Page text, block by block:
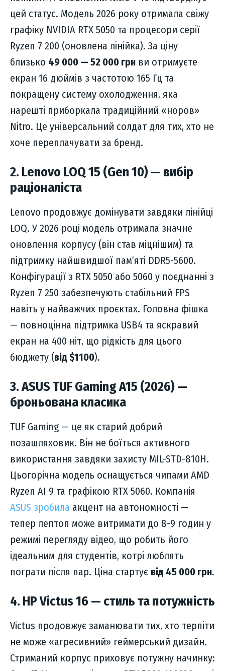
цей статус. Модель 2026 року отримала свіжу
графіку NVIDIA RTX 5050 та процесори серії
Ryzen 7 200 (оновлена лінійка). За ціну
близько 49 000 — 52 000 грн ви отримуєте
екран 16 дюймів з частотою 165 Гц та
покращену систему охолодження, яка
нарешті приборкала традиційний «норов»
Nitro. Це універсальний солдат для тих, хто не
хоче переплачувати за бренд.
2. Lenovo LOQ 15 (Gen 10) — вибір
раціоналіста
Lenovo продовжує домінувати завдяки лінійці
LOQ. У 2026 році модель отримала значне
оновлення корпусу (він став міцнішим) та
підтримку найшвидшої пам’яті DDR5-5600.
Конфігурації з RTX 5050 або 5060 у поєднанні з
Ryzen 7 250 забезпечують стабільний FPS
навіть у найважчих проєктах. Головна фішка
— повноцінна підтримка USB4 та яскравий
екран на 400 ніт, що рідкість для цього
бюджету (від $1100).
3. ASUS TUF Gaming A15 (2026) —
броньована класика
TUF Gaming — це як старий добрий
позашляховик. Він не боїться активного
використання завдяки захисту MIL-STD-810H.
Цьогорічна модель оснащується чипами AMD
Ryzen AI 9 та графікою RTX 5060. Компанія
ASUS зробила акцент на автономності —
тепер лептоп може витримати до 8-9 годин у
режимі перегляду відео, що робить його
ідеальним для студентів, котрі люблять
пограти після пар. Ціна стартує від 45 000 грн.
4. HP Victus 16 — стиль та потужність
Victus продовжує заманювати тих, хто терпіти
не може «агресивний» геймерський дизайн.
Стриманий корпус приховує потужну начинку: